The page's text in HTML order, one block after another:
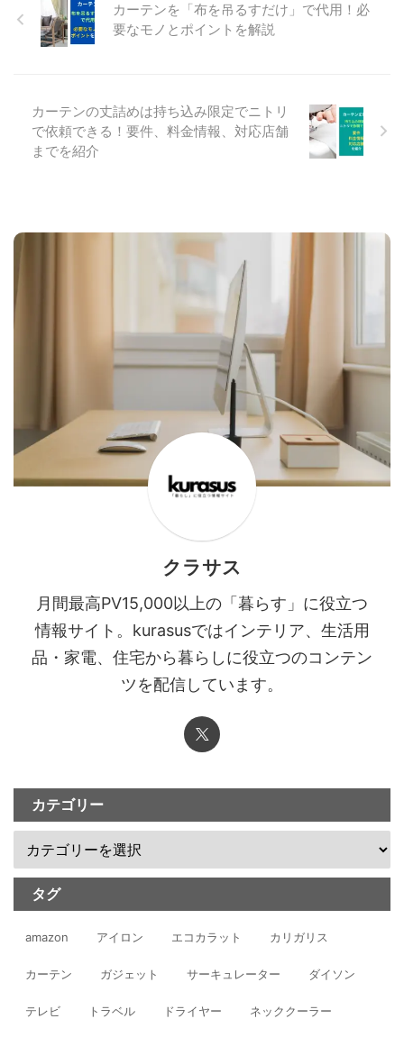
4STEPカーテンの順番の2つのス
タイルについてカーテンの付け方
の正しい向きについて カーテン
り付けの方法まで分かりやすく説
明しますので、ぜひ最後までご覧
ください。 カーテンの付け方が
わからない！基礎知識 カーテン
だけでカーテンの代用をする為に
必要なモノ 布を吊るすだけでカ
だけで代用する為に必要なモノと
ポイントを分かりやすく説明しま
すので、ぜひ最後までご覧くださ
い。 カーテンを「布を吊るすだ
カーテンを「布を吊るすだけ」で代用！必
要なモノとポイントを解説
カーテンの丈詰めは持ち込み限定でニトリ
で依頼できる！要件、料金情報、対応店舗
までを紹介
クラサス
月間最高PV15,000以上の「暮らす」に役立つ
情報サイト。kurasusではインテリア、生活用
品・家電、住宅から暮らしに役立つのコンテン
ツを配信しています。
カテゴリー
タグ
amazon アイロン エコカラット カリガリス
カーテン ガジェット サーキュレーター ダイソン
テレビ トラベル ドライヤー ネッククーラー